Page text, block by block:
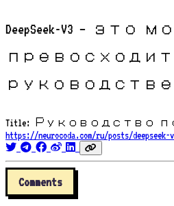
DeepSeek-V3 —
превосходит
Title: Руководство по
https://neurocoda.com/ru/posts/
Comments